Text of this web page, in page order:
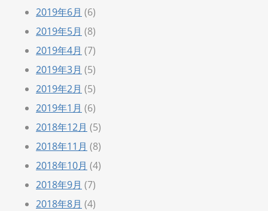
2019年6月 (6)
2019年5月 (8)
2019年4月 (7)
2019年3月 (5)
2019年2月 (5)
2019年1月 (6)
2018年12月 (5)
2018年11月 (8)
2018年10月 (4)
2018年9月 (7)
2018年8月 (4)